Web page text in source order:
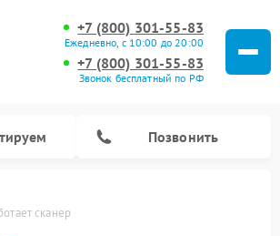
+7 (800) 301-55-83
Ежедневно, с 10:00 до 20:00
+7 (800) 301-55-83
Звонок бесплатный по РФ
Позвонить
сканер